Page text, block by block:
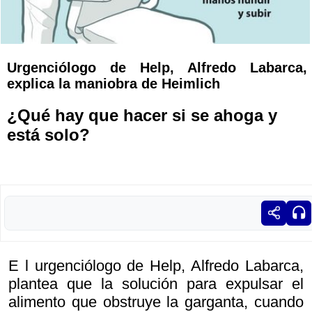
Urgenciólogo de Help, Alfredo Labarca,
explica la maniobra de Heimlich
¿Qué hay que hacer si se ahoga y
está solo?
E l urgenciólogo de Help, Alfredo Labarca,
plantea que la solución para expulsar el
alimento que obstruye la garganta, cuando